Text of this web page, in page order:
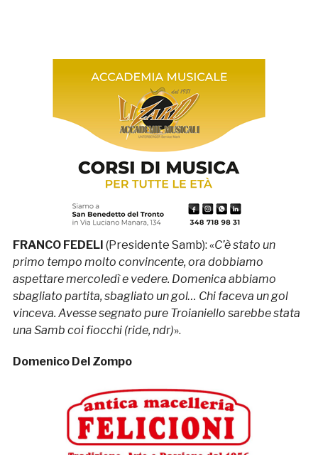
FRANCO FEDELI (Presidente Samb): «C’è stato un
primo tempo molto convincente, ora dobbiamo
aspettare mercoledì e vedere. Domenica abbiamo
sbagliato partita, sbagliato un gol… Chi faceva un gol
vinceva. Avesse segnato pure Troianiello sarebbe stata
una Samb coi fiocchi (ride, ndr)».
Domenico Del Zompo